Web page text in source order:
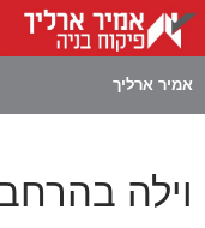
אמיר ארליך
וילה